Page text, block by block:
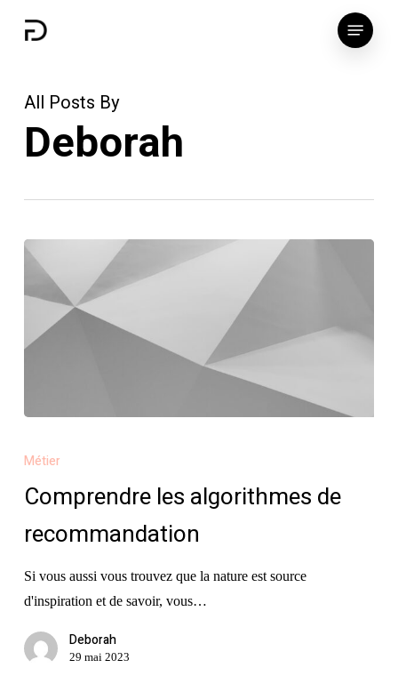
Menu
All Posts By
Deborah
les
de
recommandation
Métier
Comprendre les algorithmes de
recommandation
Si vous aussi vous trouvez que la nature est source
d'inspiration et de savoir, vous…
Deborah
29 mai 2023